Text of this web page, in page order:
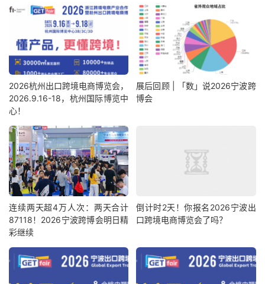
2026杭州出口跨境电商博览会，
2026.9.16-18，杭州国际博览中
心！
展后回顾 | 「数」说2026宁波跨
博会
连续两天超4万人次：两天合计
87118！2026宁波跨博会明日精
彩继续
倒计时2天！你报名2026宁波出
口跨境电商博览会了吗？